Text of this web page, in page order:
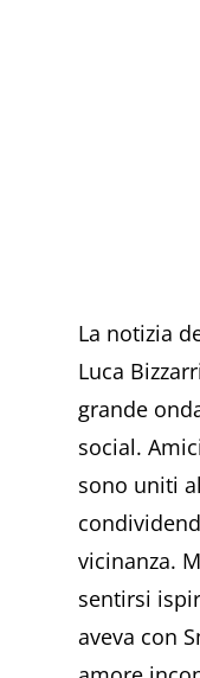
La notizia
Luca
grande
social.
sono uniti
vicinanza.
sentirsi
aveva con